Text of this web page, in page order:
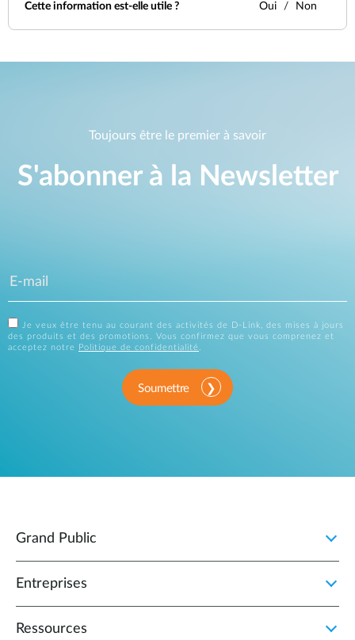
Cette information est-elle utile ? Oui Non
Toujours être le premier à savoir
S'abonner à la Newsletter
Je veux être tenu au courant des activités de D-Link, des mises à jours
des produits et des promotions. Vous confirmez que vous comprenez et
acceptez notre
Politique de confidentialité.
Soumettre
Grand Public
Entreprises
Ressources